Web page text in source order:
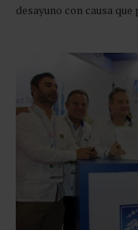
desayuno con causa